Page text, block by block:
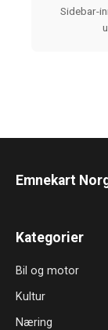
Sidebar-
Emnekart
Kategorier
Bil og motor
Kultur
Næring